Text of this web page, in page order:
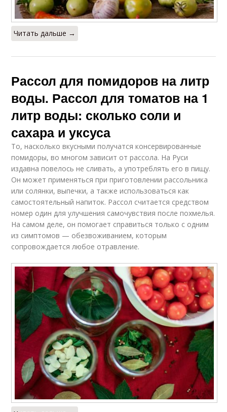
Читать дальше →
Рассол для помидоров на литр
воды. Рассол для томатов на 1
литр воды: сколько соли и
сахара и уксуса
То, насколько вкусными получатся консервированные
помидоры, во многом зависит от рассола. На Руси
издавна повелось не сливать, а употреблять его в пищу.
Он может применяться при приготовлении рассольника
или солянки, выпечки, а также использоваться как
самостоятельный напиток. Рассол считается средством
номер один для улучшения самочувствия после похмелья.
На самом деле, он помогает справиться только с одним
из симптомов — обезвоживанием, которым
сопровождается любое отравление.